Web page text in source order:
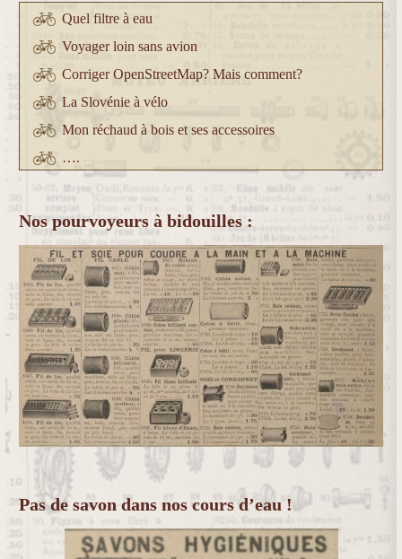
Quel filtre à eau
Voyager loin sans avion
Corriger OpenStreetMap? Mais comment?
La Slovénie à vélo
Mon réchaud à bois et ses accessoires
….
Nos pourvoyeurs à bidouilles :
Pas de savon dans nos cours d’eau !